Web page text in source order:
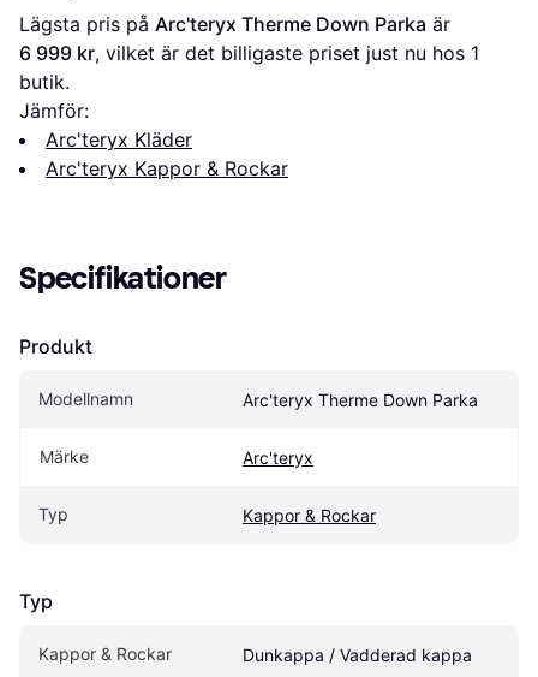
Lägsta pris på Arc'teryx Therme Down Parka
6 999 kr, vilket är det billigaste priset just nu hos 1
butik.
Jämför:
Arc'teryx Kläder
Arc'teryx Kappor & Rockar
Specifikationer
Produkt
Modellnamn Arc'teryx Therme Down Parka
Märke Arc'teryx
Typ Kappor & Rockar
Typ
Kappor & Rockar Dunkappa / Vadderad kappa